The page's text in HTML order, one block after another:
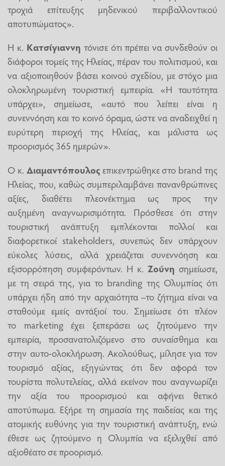
τροχιά επίτευξης μηδενικού περιβαλλοντικού
αποτυπώματος».
Η κ. Κατσίγιαννη τόνισε ότι πρέπει να συνδεθούν οι
διάφοροι τομείς της Ηλείας, πέραν του πολιτισμού, και
να αξιοποιηθούν βάσει κοινού σχεδίου, με στόχο μια
ολοκληρωμένη τουριστική εμπειρία. «Η ταυτότητα
υπάρχει», σημείωσε, «αυτό που λείπει είναι η
συνεννόηση και το κοινό όραμα, ώστε να αναδειχθεί η
ευρύτερη περιοχή της Ηλείας, και μάλιστα ως
προορισμός 365 ημερών».
Ο κ. Διαμαντόπουλοςεπικεντρώθηκε στο brand της
Ηλείας, που, καθώς συμπεριλαμβάνει πανανθρώπινες
αξίες, διαθέτει πλεονέκτημα ως προς την
αυξημένη αναγνωρισιμότητα. Πρόσθεσε ότι στην
τουριστική ανάπτυξη εμπλέκονται πολλοί και
διαφορετικοί stakeholders, συνεπώς δεν υπάρχουν
εύκολες λύσεις, αλλά χρειάζεται συνεννόηση και
εξισορρόπηση συμφερόντων. Η κ. Ζούνη σημείωσε,
με τη σειρά της, για το branding της Ολυμπίας ότι
υπάρχει ήδη από την αρχαιότητα –το ζήτημα είναι να
σταθούμε εμείς αντάξιοί του. Σημείωσε ότι πλέον
το marketing έχει ξεπεράσει ως ζητούμενο την
εμπειρία, προσανατολιζόμενο στο συναίσθημα και
στην αυτο-ολοκλήρωση. Ακολούθως, μίλησε για τον
τουρισμό αξίας, εξηγώντας ότι δεν αφορά τον
τουρίστα πολυτελείας, αλλά εκείνον που αναγνωρίζει
την αξία του προορισμού και αφήνει θετικό
αποτύπωμα. Εξήρε τη σημασία της παιδείας και της
ατομικής ευθύνης για την τουριστική ανάπτυξη, ενώ
έθεσε ως ζητούμενο η Ολυμπία να εξελιχθεί από
αξιοθέατο σε προορισμό.